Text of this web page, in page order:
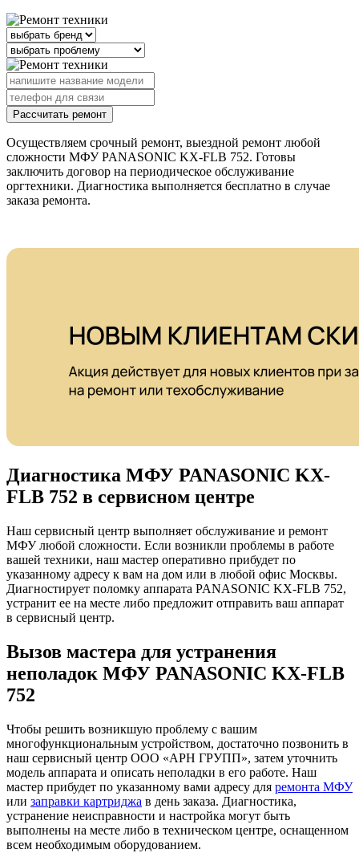
Рассчитать ремонт
Осуществляем срочный ремонт, выездной ремонт любой
сложности МФУ PANASONIC KX-FLB 752. Готовы
заключить договор на периодическое обслуживание
оргтехники. Диагностика выполняется бесплатно в случае
заказа ремонта.
Диагностика МФУ PANASONIC KX-
FLB 752 в сервисном центре
Наш сервисный центр выполняет обслуживание и ремонт
МФУ любой сложности. Если возникли проблемы в работе
вашей техники, наш мастер оперативно прибудет по
указанному адресу к вам на дом или в любой офис Москвы.
Диагностирует поломку аппарата PANASONIC KX-FLB 752,
устранит ее на месте либо предложит отправить ваш аппарат
в сервисный центр.
Вызов мастера для устранения
неполадок МФУ PANASONIC KX-FLB
752
Чтобы решить возникшую проблему с вашим
многофункциональным устройством, достаточно позвонить в
наш сервисный центр ООО «АРН ГРУПП», затем уточнить
модель аппарата и описать неполадки в его работе. Наш
мастер прибудет по указанному вами адресу для ремонта МФУ
или заправки картриджа в день заказа. Диагностика,
устранение неисправности и настройка могут быть
выполнены на месте либо в техническом центре, оснащенном
всем необходимым оборудованием.